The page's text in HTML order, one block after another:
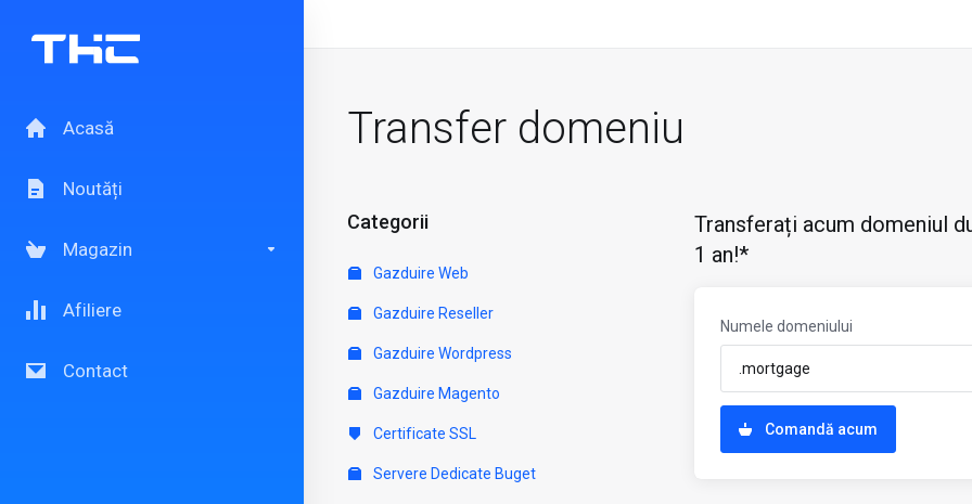
Acasă
Noutăți
Magazin
Afiliere
Contact
Transfer domeniu
Categorii
Gazduire Web
Gazduire Reseller
Gazduire Wordpress
Gazduire Magento
Certificate SSL
Servere Dedicate Buget
Transferați acum domeniul
1 an!*
Numele domeniului
Comandă acum